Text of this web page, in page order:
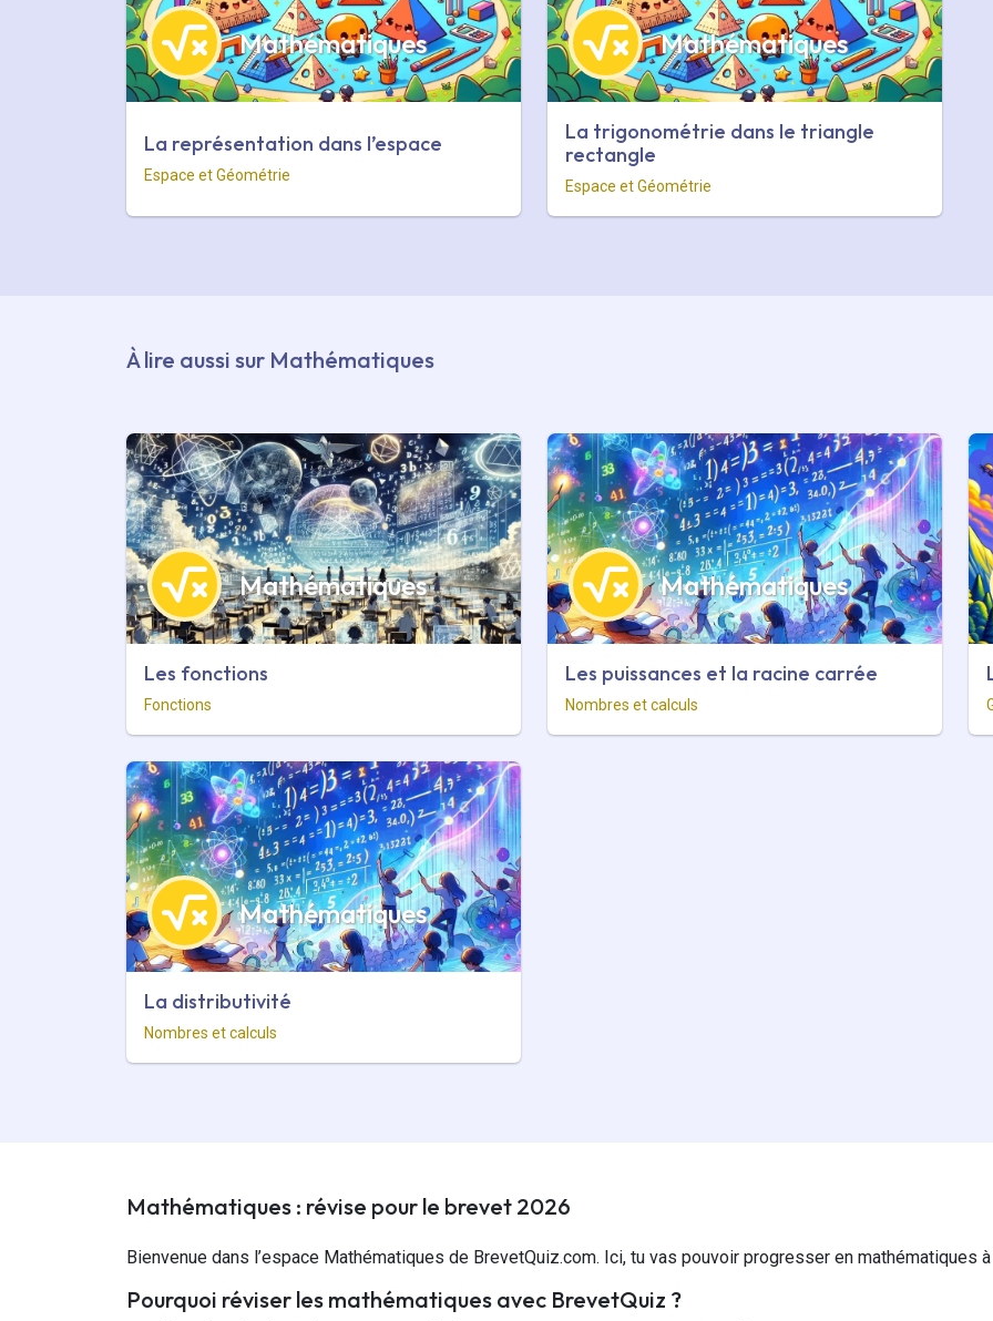
Mathématiques
La représentation dans l’espace
Espace et Géométrie
Mathématiques
La trigonométrie dans le triangle
rectangle
Espace et Géométrie
À lire aussi sur Mathématiques
Mathématiques
Les fonctions
Fonctions
Mathématiques
Les puissances et la racine carrée
Nombres et calculs
Mathématiques
La distributivité
Nombres et calculs
Mathématiques : révise pour le brevet 2026
Bienvenue dans l’espace Mathématiques de BrevetQuiz.com. Ici, tu vas pouvoir progresser en mathématiques
Pourquoi réviser les mathématiques avec BrevetQuiz ?